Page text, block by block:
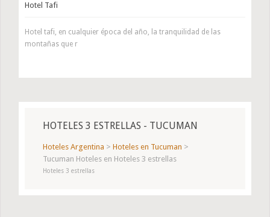
Hotel Tafi
Hotel tafi, en cualquier época del año, la tranquilidad de las
montañas que r
HOTELES 3 ESTRELLAS - TUCUMAN
Hoteles Argentina > Hoteles en Tucuman >
Tucuman Hoteles en Hoteles 3 estrellas
Hoteles 3 estrellas